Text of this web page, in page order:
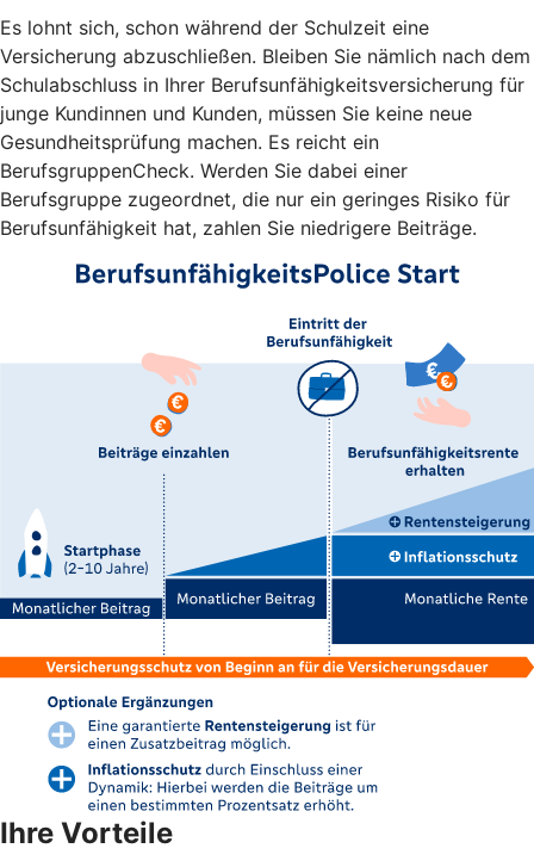
Es lohnt sich, schon während der Schulzeit eine
Versicherung abzuschließen. Bleiben Sie nämlich nach dem
Schulabschluss in Ihrer Berufsunfähigkeitsversicherung für
junge Kundinnen und Kunden, müssen Sie keine neue
Gesundheitsprüfung machen. Es reicht ein
BerufsgruppenCheck. Werden Sie dabei einer
Berufsgruppe zugeordnet, die nur ein geringes Risiko für
Berufsunfähigkeit hat, zahlen Sie niedrigere Beiträge.
Ihre Vorteile